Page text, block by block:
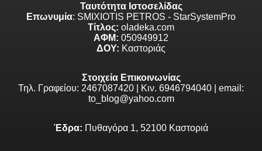
Ταυτότητα Ιστοσελίδας
Επωνυμία: SMIXIOTIS PETROS - StarSystemPro
Τίτλος: oladeka.com
ΑΦΜ: 050949912
ΔΟΥ: Καστοριάς
Στοιχεία Επικοινωνίας
Τηλ. Γραφείου: 2467087420 | Κιν. 6946794040 | email:
to_blog@yahoo.com
Έδρα: Πυθαγόρα 1, 52100 Καστοριά